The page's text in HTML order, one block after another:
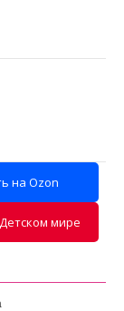
на Ozon
мире